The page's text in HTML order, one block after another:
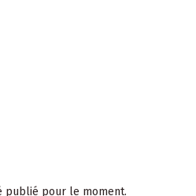
publié pour le moment.